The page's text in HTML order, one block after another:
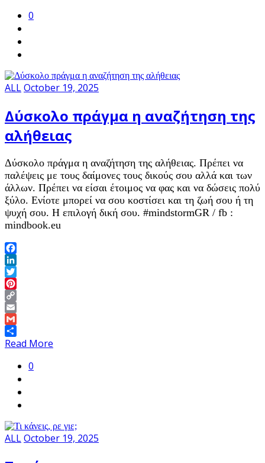
0
ALLOctober 19, 2025
Δύσκολο πράγμα η αναζήτηση της
αλήθειας
Δύσκολο πράγμα η αναζήτηση της αλήθειας. Πρέπει να
παλέψεις με τους δαίμονες τους δικούς σου αλλά και των
άλλων. Πρέπει να είσαι έτοιμος να φας και να δώσεις πολύ
ξύλο. Ενίοτε μπορεί να σου κοστίσει και τη ζωή σου ή τη
ψυχή σου. Η επιλογή δική σου. #mindstormGR / fb :
mindbook.eu
Facebook
LinkedIn
Twitter
Pinterest
Copy
Link
Email
Gmail
Share
Read More
0
ALLOctober 19, 2025